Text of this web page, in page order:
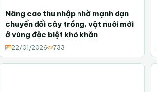
Nâng cao thu nhập nhờ mạnh dạn
chuyển đổi cây trồng, vật nuôi mới
ở vùng đặc biệt khó khăn
22/01/2026 733